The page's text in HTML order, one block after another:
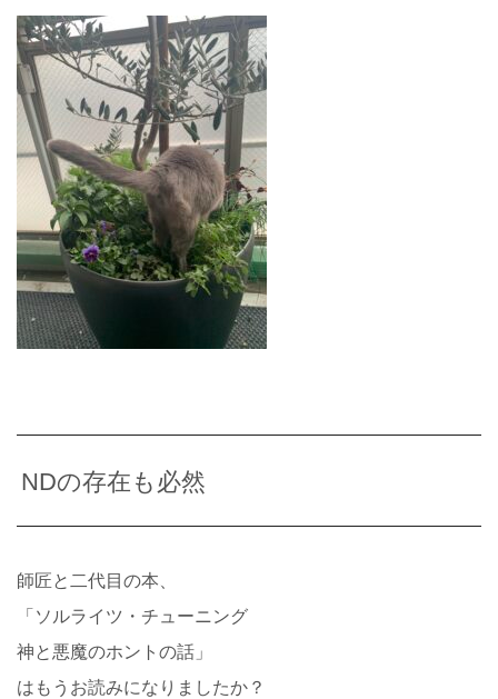
NDの存在も必然
師匠と二代目の本、
「ソルライツ・チューニング
神と悪魔のホントの話」
はもうお読みになりましたか？